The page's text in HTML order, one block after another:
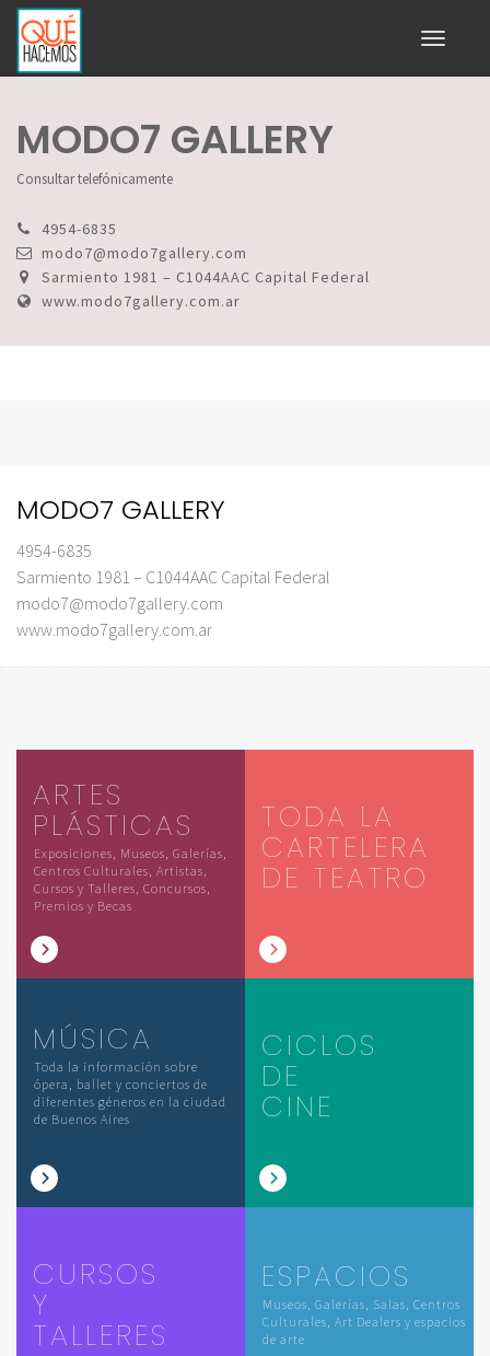
Toggle
MODO7 GALLERY
Consultar telefónicamente
4954-6835
modo7@modo7gallery.com
Sarmiento 1981 – C1044AAC Capital Federal
www.modo7gallery.com.ar
MODO7 GALLERY
4954-6835
Sarmiento 1981 – C1044AAC Capital Federal
modo7@modo7gallery.com
www.modo7gallery.com.ar
ARTES
PLÁSTICAS
Exposiciones, Museos, Galerías,
Centros Culturales, Artistas,
Cursos y Talleres, Concursos,
Premios y Becas
TODA LA
CARTELERA
DE TEATRO
MÚSICA
Toda la información sobre
ópera, ballet y conciertos de
diferentes géneros en la ciudad
de Buenos Aires
CICLOS
DE
CINE
CURSOS
Y
TALLERES
ESPACIOS
Museos, Galerías, Salas, Centros
Culturales, Art Dealers y espacios
de arte